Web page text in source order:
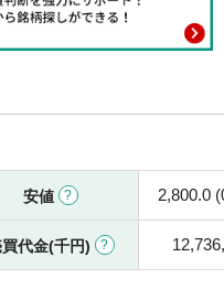
安値 2,800.0
代金(千円)